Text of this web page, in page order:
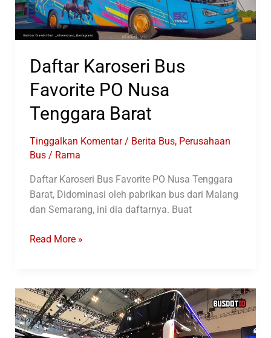
Daftar Karoseri Bus
Favorite PO Nusa
Tenggara Barat
Tinggalkan Komentar / Berita Bus, Perusahaan
Bus/ Rama
Daftar Karoseri Bus Favorite PO Nusa Tenggara
Barat, Didominasi oleh pabrikan bus dari Malang
dan Semarang, ini dia daftarnya. Buat
Daftar
PO
Nusa
Tenggara
Read More »